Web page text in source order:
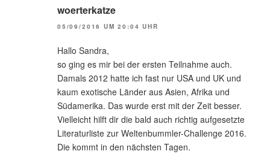
woerterkatze
05/09/2016 UM 20:04 UHR
Hallo Sandra,
so ging es mir bei der ersten Teilnahme auch.
Damals 2012 hatte ich fast nur USA und UK und
kaum exotische Länder aus Asien, Afrika und
Südamerika. Das wurde erst mit der Zeit besser.
Vielleicht hilft dir die bald auch richtig aufgesetzte
Literaturliste zur Weltenbummler-Challenge 2016.
Die kommt in den nächsten Tagen.